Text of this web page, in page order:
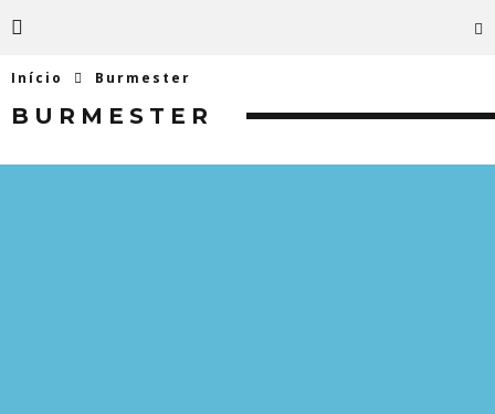
Início Burmester
BURMESTER